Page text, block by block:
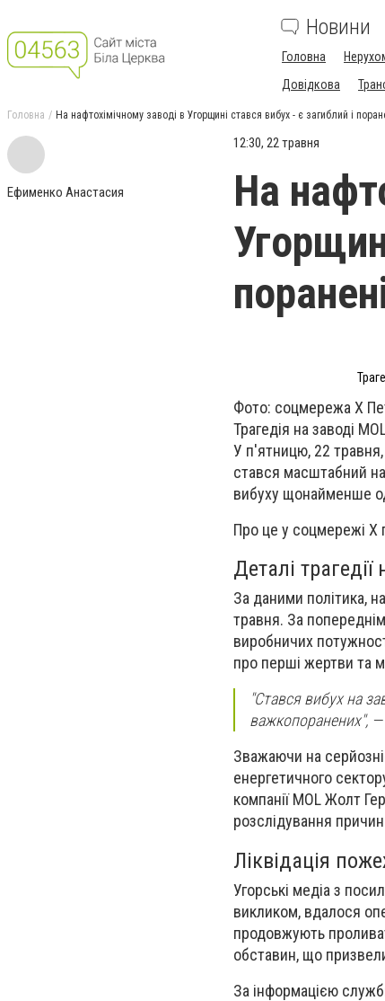
Новини
Головна
Довідкова
Головна На нафтохімічному заводі в Угорщині стався вибух - є загиблий і
Ефименко Анастасия
12:30, 22 травня
На
Фото: соцмережа X
Трагедія на заводі
У п'ятницю, 22 травня,
стався масштабний
вибуху щонайменше
Про це у соцмережі X
Деталі
За даними політика,
травня. За
виробничих
про перші жертви та
"Стався вибух на
важкопоранених", —
Зважаючи на
енергетичного
компанії MOL Жолт
розслідування причин
Ліквідація
Угорські медіа з
викликом, вдалося
продовжують
обставин, що
За інформацією